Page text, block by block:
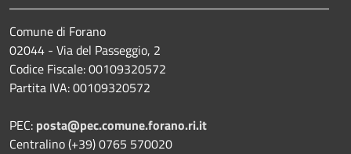
Comune di Forano
02044 - Via del Passeggio, 2
Codice Fiscale: 00109320572
Partita IVA: 00109320572
PEC: posta@pec.comune.forano.ri.it
Centralino (+39) 0765 570020